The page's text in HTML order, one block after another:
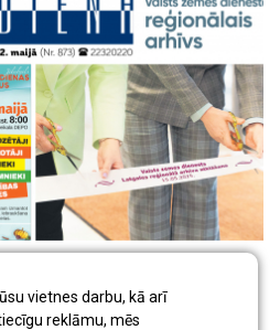
vietnes darbu, kā arī
reklāmu, mēs
sludinājumi 22.05.2025